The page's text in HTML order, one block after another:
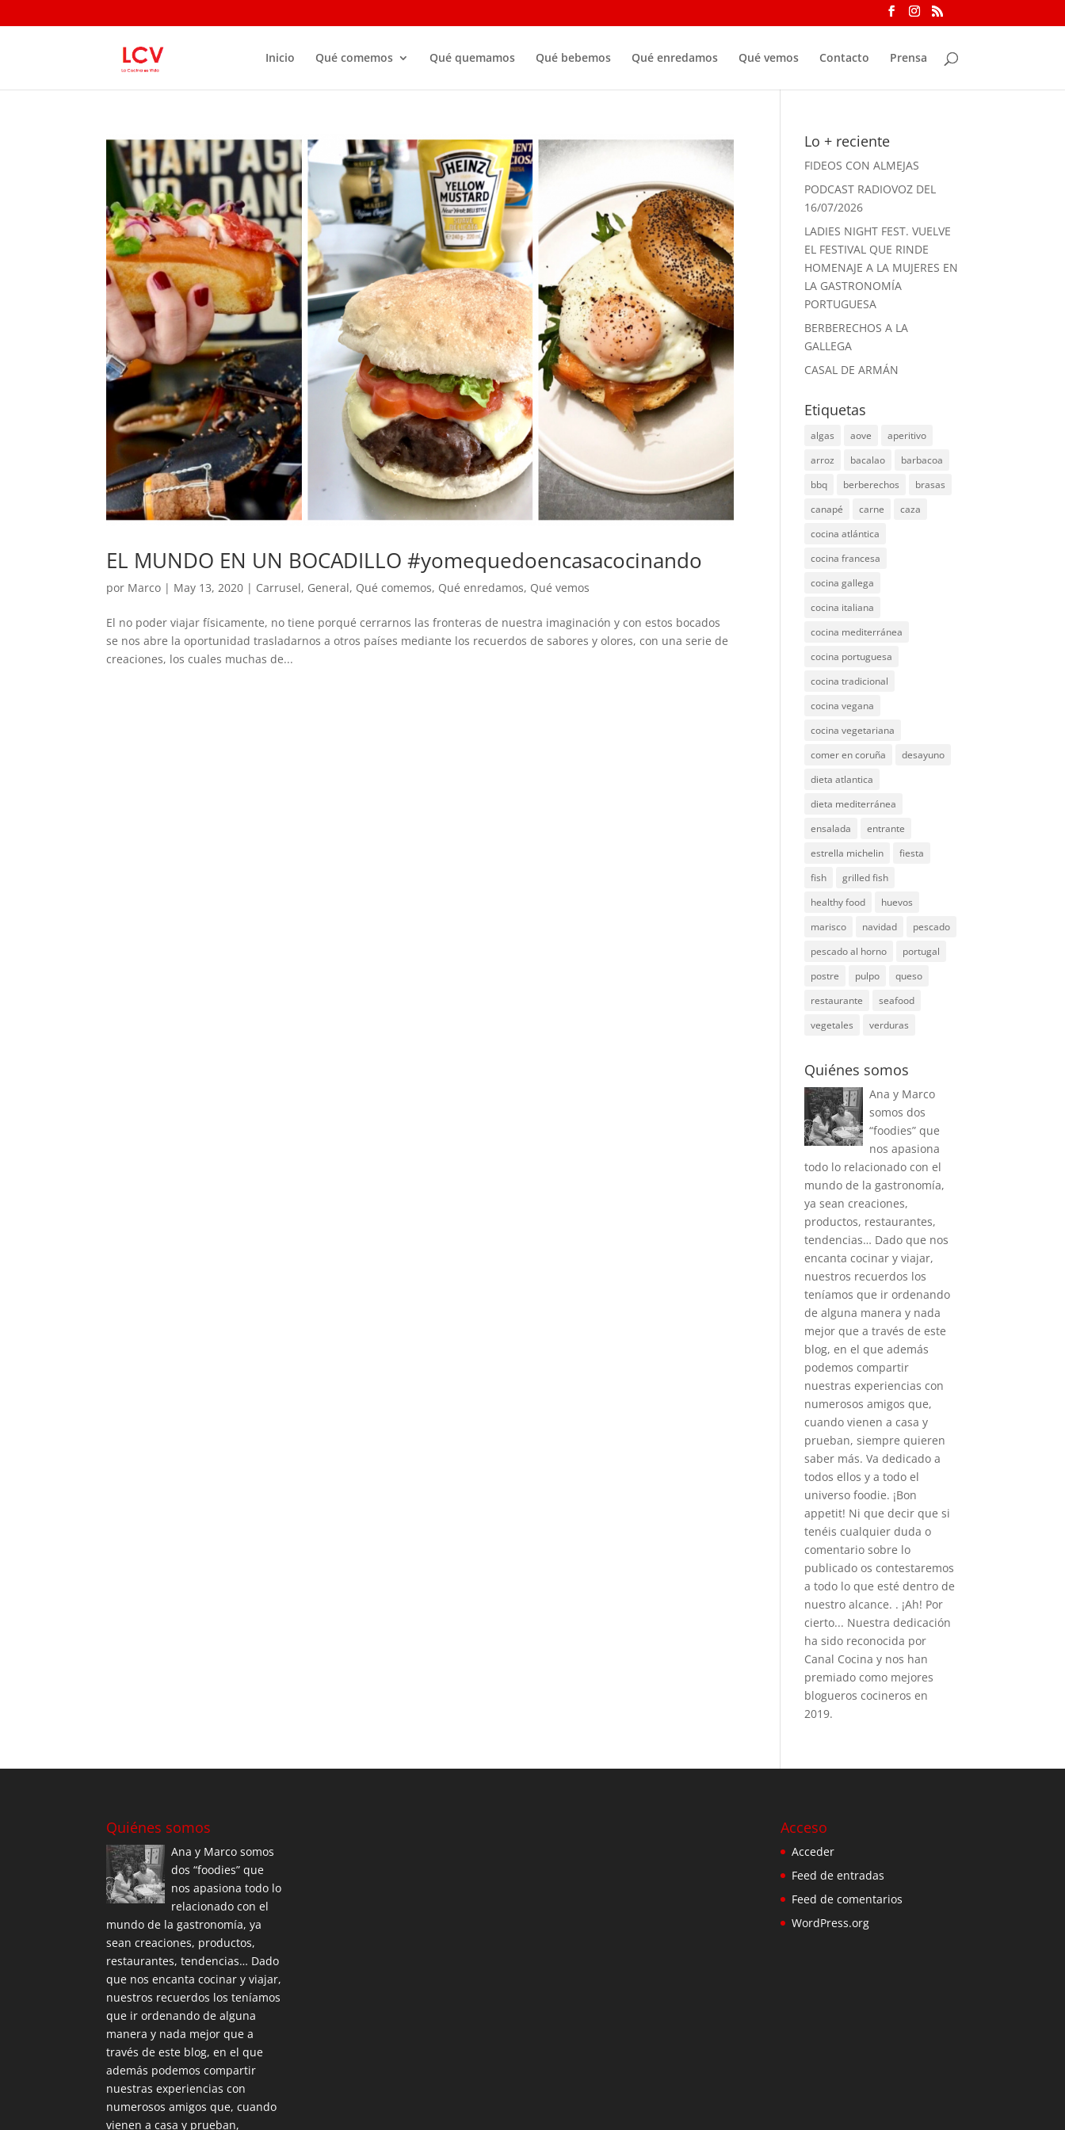
Inicio Qué comemos Qué quemamos Qué bebemos Qué enredamos Qué vemos Contacto Prensa
EL MUNDO EN UN BOCADILLO #yomequedoencasacocinando
por Marco | May 13, 2020 | Carrusel, General, Qué comemos, Qué enredamos, Qué vemos
El no poder viajar físicamente, no tiene porqué cerrarnos las fronteras de nuestra imaginación y con estos bocados
se nos abre la oportunidad trasladarnos a otros países mediante los recuerdos de sabores y olores, con una serie de
creaciones, los cuales muchas de...
Lo + reciente
FIDEOS CON ALMEJAS
PODCAST RADIOVOZ DEL
16/07/2026
LADIES NIGHT FEST. VUELVE
EL FESTIVAL QUE RINDE
HOMENAJE A LA MUJERES EN
LA GASTRONOMÍA
PORTUGUESA
BERBERECHOS A LA
GALLEGA
CASAL DE ARMÁN
Etiquetas
algas aove
aperitivo
arroz
bacalao
barbacoa
bbq
berberechos
brasas
canapé
carne
caza
cocina atlántica
cocina francesa
cocina gallega
cocina italiana
cocina mediterránea
cocina portuguesa
cocina tradicional
cocina vegana
cocina vegetariana
comer en coruña
desayuno
dieta atlantica
dieta mediterránea
ensalada
entrante
estrella michelin
fiesta
fish
grilled fish
healthy food
huevos
marisco
navidad
pescado
pescado al horno
portugal
postre
pulpo
queso
restaurante
seafood
vegetales
verduras
Quiénes somos
Ana y Marco
somos dos
“foodies” que
nos apasiona
todo lo relacionado con el
mundo de la gastronomía,
ya sean creaciones,
productos, restaurantes,
tendencias… Dado que nos
encanta cocinar y viajar,
nuestros recuerdos los
teníamos que ir ordenando
de alguna manera y nada
mejor que a través de este
blog, en el que además
podemos compartir
nuestras experiencias con
numerosos amigos que,
cuando vienen a casa y
prueban, siempre quieren
saber más. Va dedicado a
todos ellos y a todo el
universo foodie. ¡Bon
appetit! Ni que decir que si
tenéis cualquier duda o
comentario sobre lo
publicado os contestaremos
a todo lo que esté dentro de
nuestro alcance. . ¡Ah! Por
cierto... Nuestra dedicación
ha sido reconocida por
Canal Cocina y nos han
premiado como mejores
blogueros cocineros en
2019.
Quiénes somos
Ana y Marco somos
dos “foodies” que
nos apasiona todo lo
relacionado con el
mundo de la gastronomía, ya
sean creaciones, productos,
restaurantes, tendencias… Dado
que nos encanta cocinar y viajar,
nuestros recuerdos los teníamos
que ir ordenando de alguna
manera y nada mejor que a
través de este blog, en el que
además podemos compartir
nuestras experiencias con
numerosos amigos que, cuando
vienen a casa y prueban,
Acceso
Acceder
Feed de entradas
Feed de comentarios
WordPress.org